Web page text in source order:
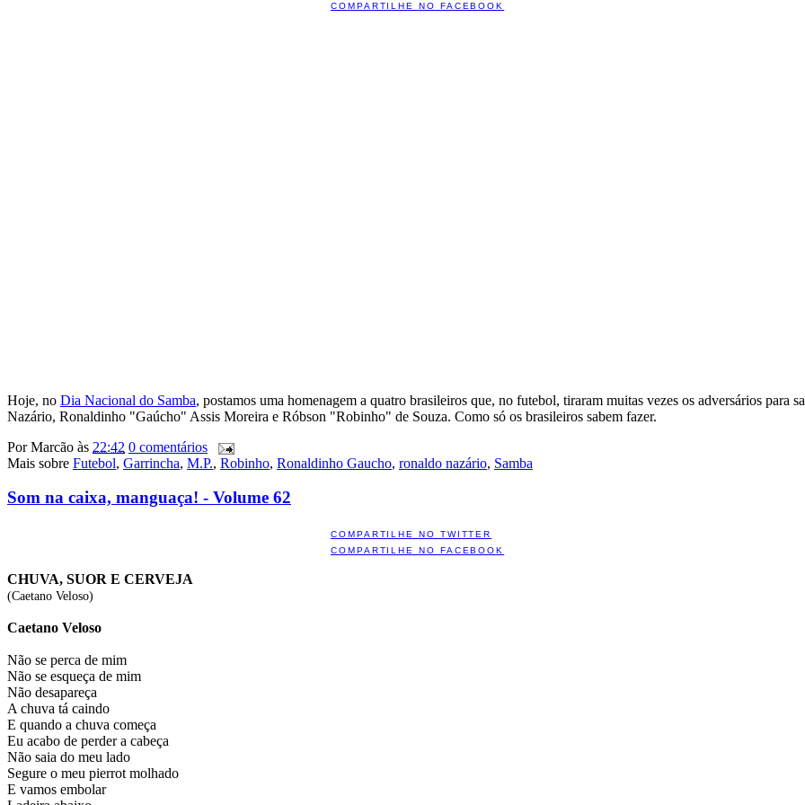
COMPARTILHE NO FACEBOOK
Hoje, no Dia Nacional do Samba, postamos uma homenagem a quatro brasileiros que, no futebol, tiraram muitas vezes os adversários
Nazário, Ronaldinho "Gaúcho" Assis Moreira e Róbson "Robinho" de Souza. Como só os brasileiros sabem fazer.
PorMarcão às 22:42 0 comentários
Mais sobre Futebol, Garrincha, M.P., Robinho, Ronaldinho Gaucho, ronaldo nazário, Samba
Som na caixa, manguaça! - Volume 62
COMPARTILHE NO TWITTER
COMPARTILHE NO FACEBOOK
CHUVA, SUOR E CERVEJA
(Caetano Veloso)
Caetano Veloso
Não se perca de mim
Não se esqueça de mim
Não desapareça
A chuva tá caindo
E quando a chuva começa
Eu acabo de perder a cabeça
Não saia do meu lado
Segure o meu pierrot molhado
E vamos embolar